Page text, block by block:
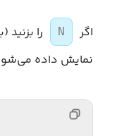
اگر N
را
نمایش داده